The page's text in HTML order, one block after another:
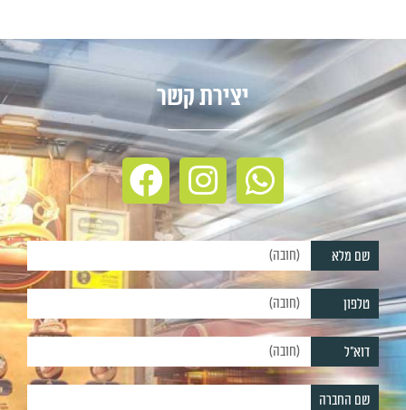
יצירת קשר
שם מלא
טלפון
דוא"ל
שם החברה